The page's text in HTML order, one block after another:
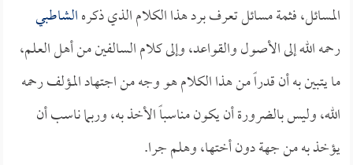
المسائل، فثمة مسائل تعرف برد هذا الكلام الذي ذكرهالشاطبي
رحمه الله إلى الأصول والقواعد، وإلى كلام السالفين من أهل العلم،
ما يتبين به أن قدراً من هذا الكلام هو وجه من اجتهاد المؤلف رحمه
الله، وليس بالضرورة أن يكون مناسباً الأخذ به، وربما ناسب أن
يؤخذ به من جهة دون أختها، وهلم جرا.